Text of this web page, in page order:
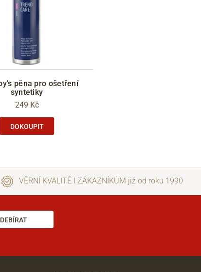
pěna pro ošetření
syntetiky
249 Kč
DOKOUPIT
VĚRNÍ KVALITĚ I ZÁKAZNÍKŮM již od roku 1990